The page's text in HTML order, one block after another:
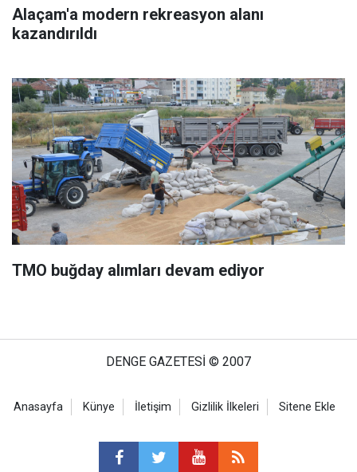
Alaçam'a modern rekreasyon alanı
kazandırıldı
TMO buğday alımları devam ediyor
DENGE GAZETESİ © 2007
Anasayfa Künye İletişim Gizlilik İlkeleri Sitene Ekle